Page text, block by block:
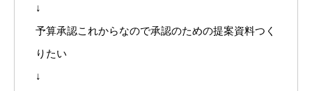
↓
予算承認これからなので承認のための提案資料つく
りたい
↓